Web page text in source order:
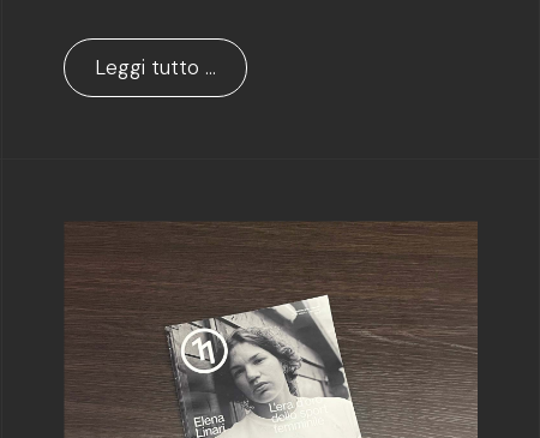
Leggi tutto …